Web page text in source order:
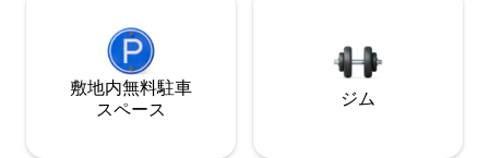
敷地内無料駐⁠車
ス⁠ペ⁠ー⁠ス
ジム